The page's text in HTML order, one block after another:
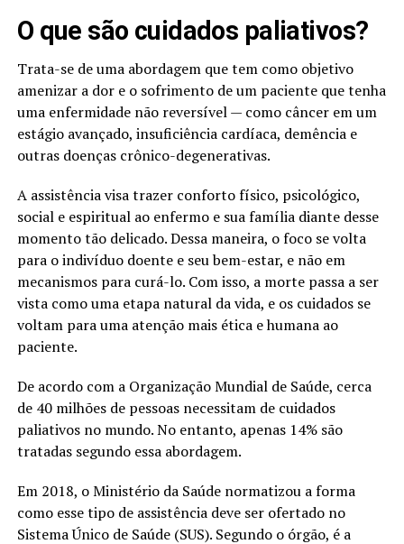
O que são cuidados paliativos?
Trata-se de uma abordagem que tem como objetivo
amenizar a dor e o sofrimento de um paciente que tenha
uma enfermidade não reversível — como câncer em um
estágio avançado, insuficiência cardíaca, demência e
outras doenças crônico-degenerativas.
A assistência visa trazer conforto físico, psicológico,
social e espiritual ao enfermo e sua família diante desse
momento tão delicado. Dessa maneira, o foco se volta
para o indivíduo doente e seu bem-estar, e não em
mecanismos para curá-lo. Com isso, a morte passa a ser
vista como uma etapa natural da vida, e os cuidados se
voltam para uma atenção mais ética e humana ao
paciente.
De acordo com a Organização Mundial de Saúde, cerca
de 40 milhões de pessoas necessitam de cuidados
paliativos no mundo. No entanto, apenas 14% são
tratadas segundo essa abordagem.
Em 2018, o Ministério da Saúde normatizou a forma
como esse tipo de assistência deve ser ofertado no
Sistema Único de Saúde (SUS). Segundo o órgão, é a